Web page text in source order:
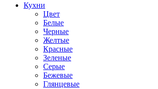
Кухни
Цвет
Белые
Черные
Желтые
Красные
Зеленые
Серые
Бежевые
Глянцевые